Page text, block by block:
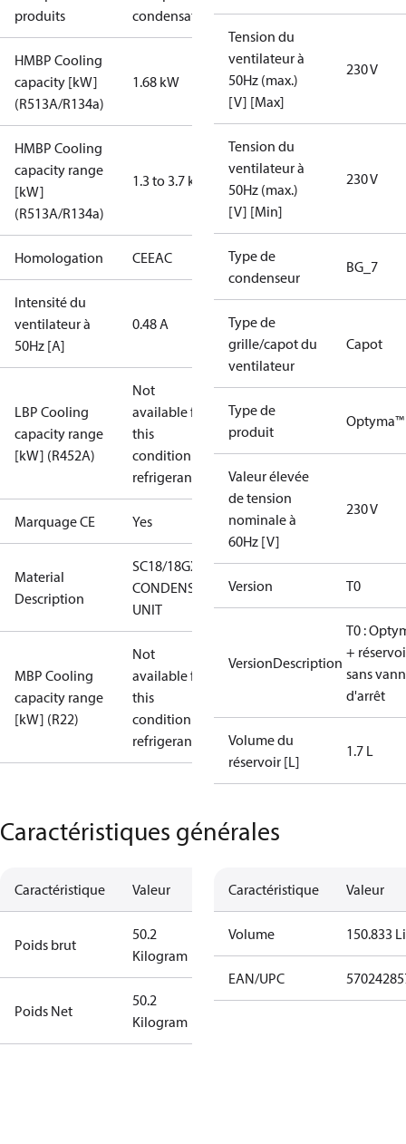
produits
condensation
HMBP Cooling
capacity [kW]
(R513A/R134a)
1.68 kW
HMBP Cooling
capacity range
[kW]
(R513A/R134a)
1.3 to 3.7 kW
Homologation CEEAC
Intensité du
ventilateur à
50Hz [A]
0.48 A
LBP Cooling
capacity range
[kW] (R452A)
Not
available for
this
condition /
refrigerant
Marquage CE Yes
Material
Description
SC18/18GXT0
CONDENS.
UNIT
MBP Cooling
capacity range
[kW] (R22)
Not
available for
this
condition /
refrigerant
Tension du
ventilateur à
50Hz (max.)
[V] [Max]
230 V
Tension du
ventilateur à
50Hz (max.)
[V] [Min]
230 V
Type de
condenseur
BG_7
Type de
grille/capot du
ventilateur
Capot
Type de
produit
Optyma™
Valeur élevée
de tension
nominale à
60Hz [V]
230 V
Version T0
VersionDescription
T0 :
+
sans
d'arrêt
Volume du
réservoir [L]
1.7 L
Caractéristiques générales
Caractéristique Valeur
Poids brut
50.2
Kilogram
Poids Net
50.2
Kilogram
Caractéristique Valeur
Volume 150.833
EAN/UPC